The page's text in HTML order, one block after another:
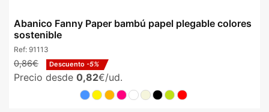
Abanico Fanny Paper bambú papel plegable colores
sostenible
Ref: 91113
0,86€ Descuento -5%
Precio desde 0,82€/ud.